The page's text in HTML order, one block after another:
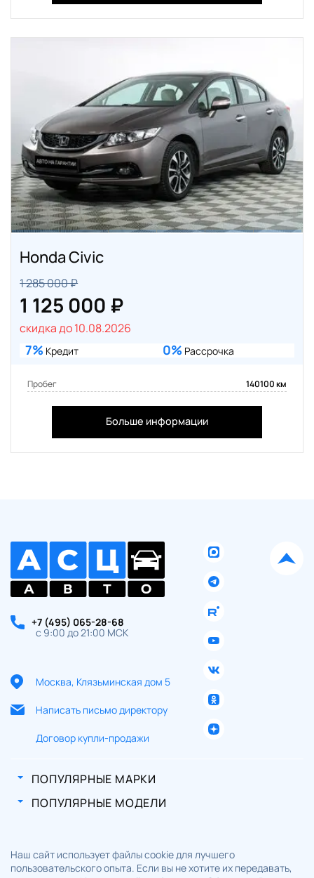
Honda Civic
1 285 000 ₽
1 125 000 ₽
скидка до 10.08.2026
7% Кредит 0% Рассрочка
Пробег 140100 км
Больше информации
+7 (495) 065-28-68
с 9:00 до 21:00 МСК
Москва, Клязьминская дом 5
Написать письмо директору
Договор купли-продажи
ПОПУЛЯРНЫЕ МАРКИ
ПОПУЛЯРНЫЕ МОДЕЛИ
Наш сайт использует файлы cookie для лучшего
пользовательского опыта. Если вы не хотите их передавать,